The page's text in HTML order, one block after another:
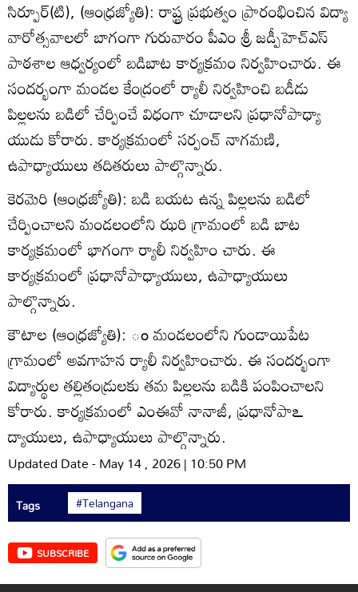
సిర్పూర్‌(టి), (ఆంధ్రజ్యోతి): రాష్ట్ర ప్రభుత్వం ప్రారంభించిన విద్యా
వారోత్సవాలలో బాగంగా గురువారం పీఎం శ్రీ జడ్పీహెచ్‌ఎస్‌
పాఠశాల ఆధ్వర్యంలో బడిబాట కార్యక్రమం నిర్వహించారు. ఈ
సందర్భంగా మండల కేంద్రంలో ర్యాలీ నిర్వహించి బడీడు
పిల్లలను బడిలో చేర్పించే విధంగా చూడాలని ప్రధానోపాధ్యా
యుడు కోరారు. కార్యక్రమంలో సర్పంచ్‌ నాగమణి,
ఉపాధ్యాయులు తదితరులు పాల్గొన్నారు.
కెరమెరి (ఆంధ్రజ్యోతి): బడి బయట ఉన్న పిల్లలను బడిలో
చేర్పించాలని మండలంలోని ఝరి గ్రామంలో బడి బాట
కార్యక్రమంలో భాగంగా ర్యాలీ నిర్వహిం చారు. ఈ
కార్యక్రమంలో ప్రధానోపాధ్యాయులు, ఉపాధ్యాయులు
పాల్గొన్నారు.
కౌటాల (ఆంధ్రజ్యోతి): ం మండలంలోని గుండాయిపేట
గ్రామంలో అవగాహన ర్యాలీ నిర్వహించారు. ఈ సందర్భంగా
విద్యార్థుల తల్లితండ్రులకు తమ పిల్లలను బడికి పంపించాలని
కోరారు. కార్యక్రమంలో ఎంఈవో నానాజీ, ప్రధానోపాఽ
ద్యాయులు, ఉపాధ్యాయులు పాల్గొన్నారు.
Updated Date - May 14 , 2026 | 10:50 PM
Tags #Telangana
SUBSCRIBE